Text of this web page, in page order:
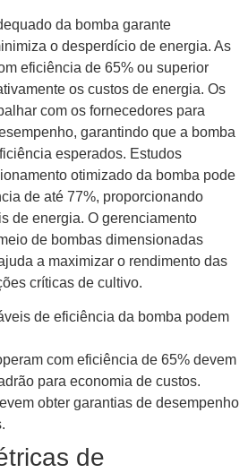
da bomba garante
o desperdício de energia. As
eficiência de 65% ou superior
os custos de energia. Os
com os fornecedores para
garantindo que a bomba
esperados. Estudos
otimizado da bomba pode
de até 77%, proporcionando
de energia. O gerenciamento
de bombas dimensionadas
a maximizar o rendimento das
críticas de cultivo.
​​de eficiência da bomba podem
com eficiência de 65% devem
para economia de custos.
obter garantias de desempenho
de